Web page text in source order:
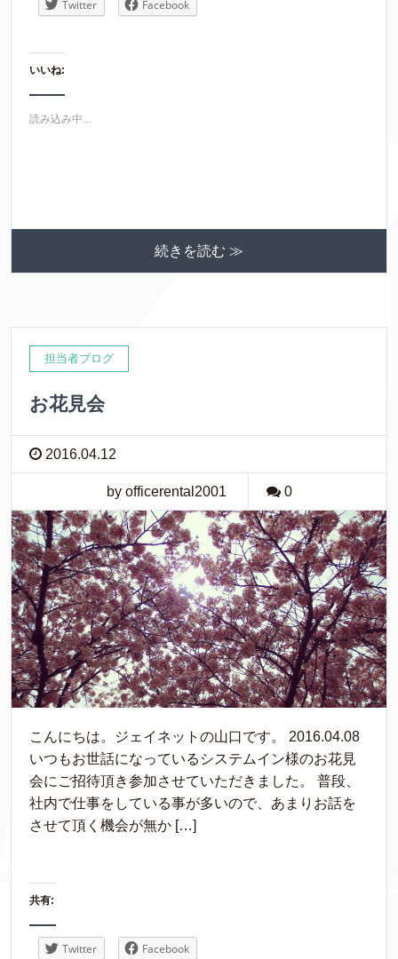
Twitter Facebook
いいね:
読み込み中...
続きを読む ≫
担当者ブログ
お花見会
2016.04.12
by officerental2001 0
こんにちは。ジェイネットの山口です。 2016.04.08
いつもお世話になっているシステムイン様のお花見
会にご招待頂き参加させていただきました。 普段、
社内で仕事をしている事が多いので、あまりお話を
させて頂く機会が無か […]
共有:
Twitter Facebook